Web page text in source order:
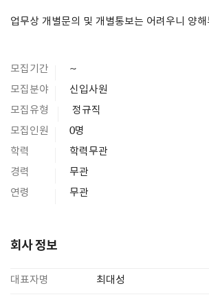
업무상 개별문의 및 개별통보는 어려우니 양
모집기간 ~
모집분야 신입사원
모집유형 정규직
모집인원 0명
학력 학력무관
경력 무관
연령 무관
회사 정보
대표자명 최대성